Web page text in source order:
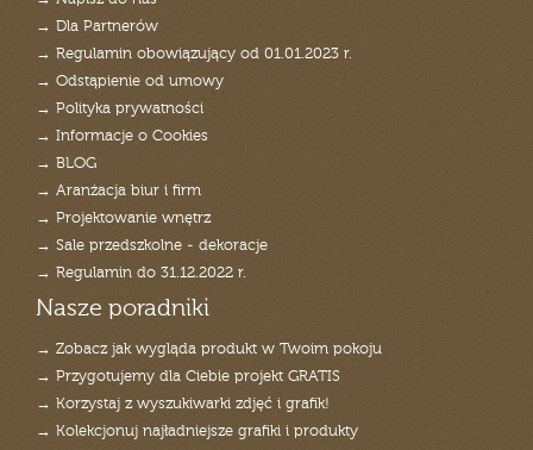
→ Dla Partnerów
→ Regulamin obowiązujący od 01.01.2023 r.
→ Odstąpienie od umowy
→ Polityka prywatności
→ Informacje o Cookies
→ BLOG
→ Aranżacja biur i firm
→ Projektowanie wnętrz
→ Sale przedszkolne - dekoracje
→ Regulamin do 31.12.2022 r.
Nasze poradniki
→ Zobacz jak wygląda produkt w Twoim pokoju
→ Przygotujemy dla Ciebie projekt GRATIS
→ Korzystaj z wyszukiwarki zdjęć i grafik!
→ Kolekcjonuj najładniejsze grafiki i produkty